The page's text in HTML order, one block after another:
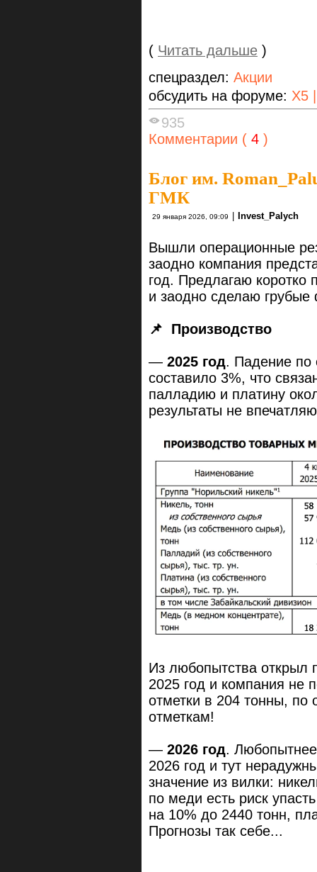
( Читать дальше )
спецраздел: Акции
обсудить на форуме: X5
935
Комментарии ( 4 )
Блог им.
ГМК
29 января 2026, 09:09 Invest_Palych
Вышли операционные
заодно компания
год. Предлагаю коротко
и заодно сделаю
📌 Производство
— 2025 год. Падение по
составило 3%, что
палладию и платину
результаты не
Из любопытства открыл
2025 год и компания не
отметки в 204 тонны,
отметкам!
— 2026 год.
2026 год и тут
значение из вилки:
по меди есть риск
на 10% до 2440 тонн,
Прогнозы так себе...